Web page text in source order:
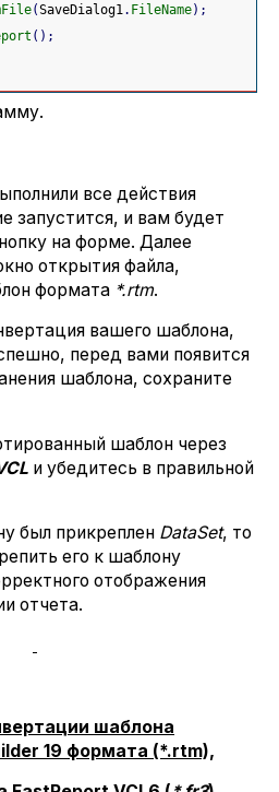
(SaveDialog1. FileName) ;
( ) ;
все действия
запустится, и вам будет
на форме. Далее
открытия файла,
формата *.rtm.
вашего шаблона,
перед вами появится
шаблона, сохраните
шаблон через
и убедитесь в правильной
был прикреплен DataSet, то
его к шаблону
отображения
отчета.
шаблона
19 формата (*.rtm),